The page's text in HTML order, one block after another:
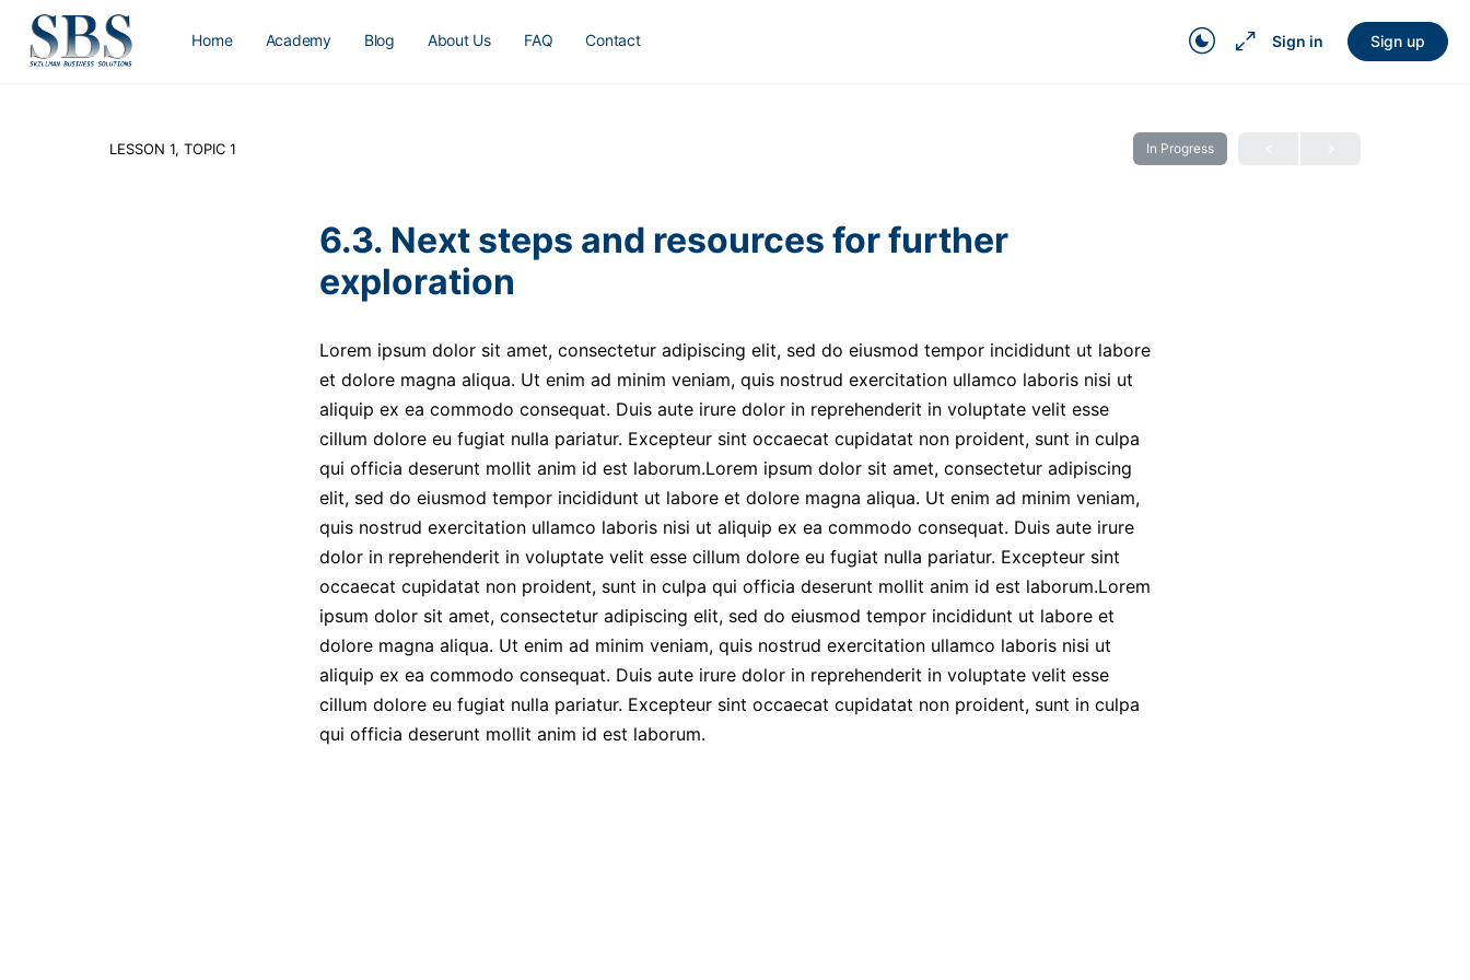
Home Academy Blog About Us FAQ Contact Sign in Sign up
LESSON 1, TOPIC 1 In Progress
6.3. Next steps and resources for further
exploration
Lorem ipsum dolor sit amet, consectetur adipiscing elit, sed do eiusmod tempor incididunt ut labore
et dolore magna aliqua. Ut enim ad minim veniam, quis nostrud exercitation ullamco laboris nisi ut
aliquip ex ea commodo consequat. Duis aute irure dolor in reprehenderit in voluptate velit esse
cillum dolore eu fugiat nulla pariatur. Excepteur sint occaecat cupidatat non proident, sunt in culpa
qui officia deserunt mollit anim id est laborum.Lorem ipsum dolor sit amet, consectetur adipiscing
elit, sed do eiusmod tempor incididunt ut labore et dolore magna aliqua. Ut enim ad minim veniam,
quis nostrud exercitation ullamco laboris nisi ut aliquip ex ea commodo consequat. Duis aute irure
dolor in reprehenderit in voluptate velit esse cillum dolore eu fugiat nulla pariatur. Excepteur sint
occaecat cupidatat non proident, sunt in culpa qui officia deserunt mollit anim id est laborum.Lorem
ipsum dolor sit amet, consectetur adipiscing elit, sed do eiusmod tempor incididunt ut labore et
dolore magna aliqua. Ut enim ad minim veniam, quis nostrud exercitation ullamco laboris nisi ut
aliquip ex ea commodo consequat. Duis aute irure dolor in reprehenderit in voluptate velit esse
cillum dolore eu fugiat nulla pariatur. Excepteur sint occaecat cupidatat non proident, sunt in culpa
qui officia deserunt mollit anim id est laborum.